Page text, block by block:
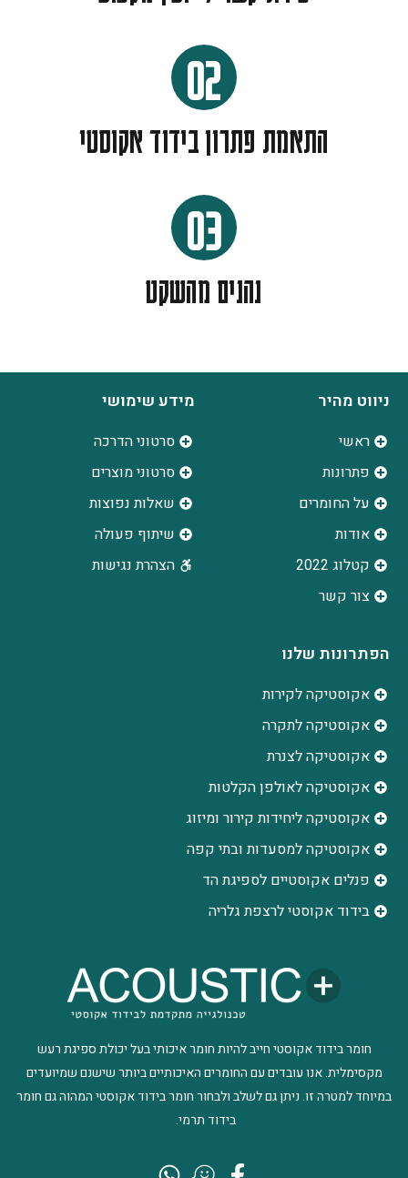
02
התאמת פתרון בידוד אקוסטי
03
נהנים מהשקט
חומר בידוד אקוסטי חייב להיות חומר איכותי בעל יכולת ספיגת רעש
מקסימלית. אנו עובדים עם החומרים האיכותיים ביותר שישנם שמיועדים
במיוחד למטרה זו. ניתן גם לשלב ולבחור חומר בידוד אקוסטי המהוה גם חומר
בידוד תרמי.
ניווט מהיר
ראשי
פתרונות
על החומרים
אודות
קטלוג 2022
צור קשר
מידע שימושי
סרטוני הדרכה
סרטוני מוצרים
שאלות נפוצות
שיתוף פעולה
הצהרת נגישות
הפתרונות שלנו
אקוסטיקה לקירות
אקוסטיקה לתקרה
אקוסטיקה לצנרת
אקוסטיקה לאולפן הקלטות
‫אקוסטיקה ליחידות קירור ומיזוג
אקוסטיקה למסעדות ובתי קפה
פנלים אקוסטיים לספיגת הד
בידוד אקוסטי לרצפת גלריה